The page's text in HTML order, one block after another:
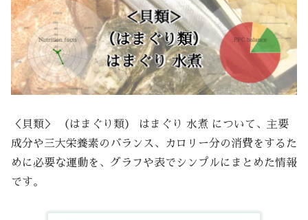
＜貝類＞ （はまぐり類） はまぐり 水煮 について、主要
成分や三大栄養素のバランス、カロリー分の消費をするた
めに必要な運動を、グラフや表でシンプルにまとめた情報
です。